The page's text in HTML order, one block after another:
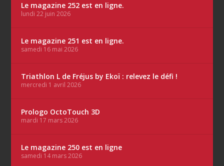
Le magazine 252 est en ligne.
lundi 22 juin 2026
Le magazine 251 est en ligne.
samedi 16 mai 2026
Triathlon L de Fréjus by Ekoï : relevez le défi !
mercredi 1 avril 2026
Prologo OctoTouch 3D
mardi 17 mars 2026
Le magazine 250 est en ligne
samedi 14 mars 2026